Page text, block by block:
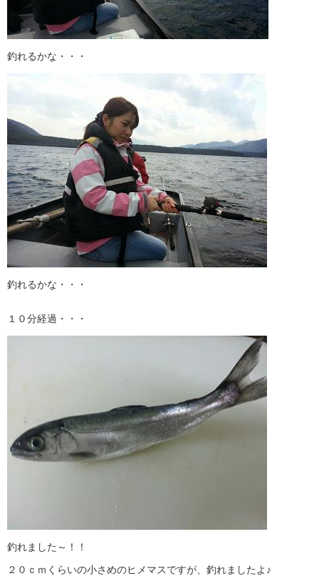
釣れるかな・・・
釣れるかな・・・
１０分経過・・・
釣れました～！！
２０ｃｍくらいの小さめのヒメマスですが、釣れましたよ♪